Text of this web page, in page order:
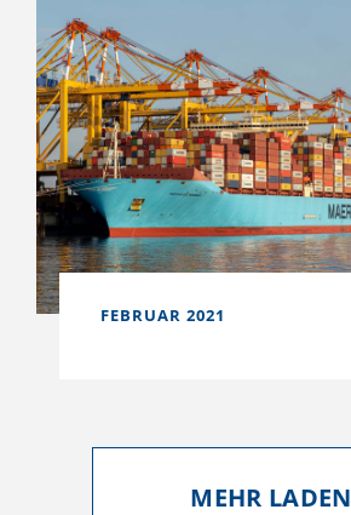
FEBRUAR 2021
MEHR LADEN